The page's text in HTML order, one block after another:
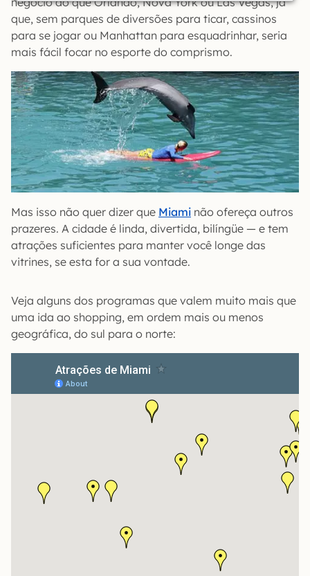
que, sem parques de diversões para ticar, cassinos
para se jogar ou Manhattan para esquadrinhar, seria
mais fácil focar no esporte do comprismo.
Mas isso não quer dizer que Miami não ofereça outros
prazeres. A cidade é linda, divertida, bilíngüe — e tem
atrações suficientes para manter você longe das
vitrines, se esta for a sua vontade.
Veja alguns dos programas que valem muito mais que
uma ida ao shopping, em ordem mais ou menos
geográfica, do sul para o norte: